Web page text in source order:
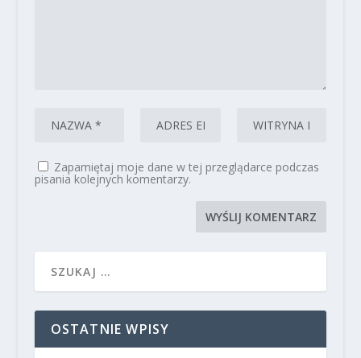
Zapamiętaj moje dane w tej przeglądarce podczas
pisania kolejnych komentarzy.
OSTATNIE WPISY